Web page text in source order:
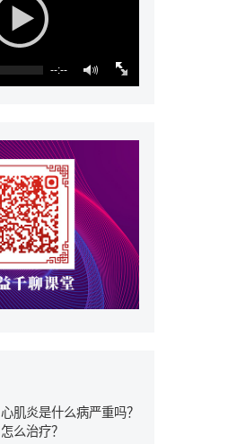
--:--
心肌炎是什么病严重吗？
怎么治疗？